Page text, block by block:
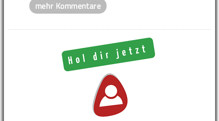
mehr Kommentare